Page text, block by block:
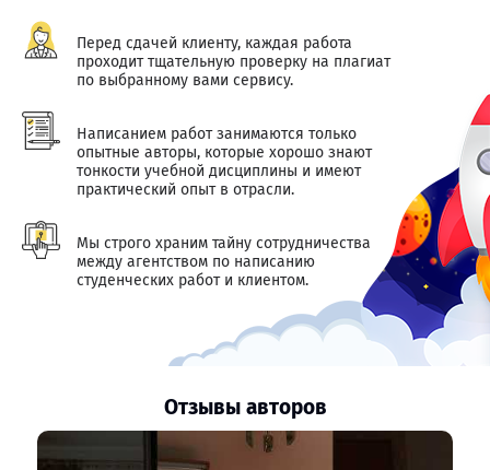
Перед сдачей клиенту, каждая работа
проходит тщательную проверку на плагиат
по выбранному вами сервису.
Написанием работ занимаются только
опытные авторы, которые хорошо знают
тонкости учебной дисциплины и имеют
практический опыт в отрасли.
Мы строго храним тайну сотрудничества
между агентством по написанию
студенческих работ и клиентом.
Отзывы авторов